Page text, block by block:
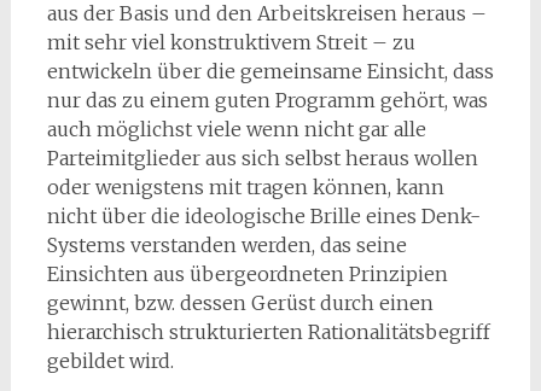
aus der Basis und den Arbeitskreisen heraus –
mit sehr viel konstruktivem Streit – zu
entwickeln über die gemeinsame Einsicht, dass
nur das zu einem guten Programm gehört, was
auch möglichst viele wenn nicht gar alle
Parteimitglieder aus sich selbst heraus wollen
oder wenigstens mit tragen können, kann
nicht über die ideologische Brille eines Denk-
Systems verstanden werden, das seine
Einsichten aus übergeordneten Prinzipien
gewinnt, bzw. dessen Gerüst durch einen
hierarchisch strukturierten Rationalitätsbegriff
gebildet wird.